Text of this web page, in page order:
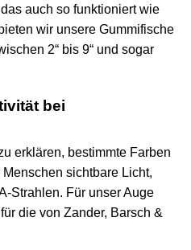
auch so funktioniert wie
wir unsere Gummifische
2“ bis 9“ und sogar
bei
erklären, bestimmte Farben
sichtbare Licht,
Strahlen. Für unser Auge
die von Zander, Barsch &